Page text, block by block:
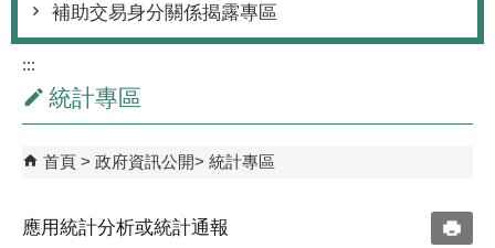
補助交易身分關係揭露專區
:::
統計專區
首頁 政府資訊公開 統計專區
應用統計分析或統計通報